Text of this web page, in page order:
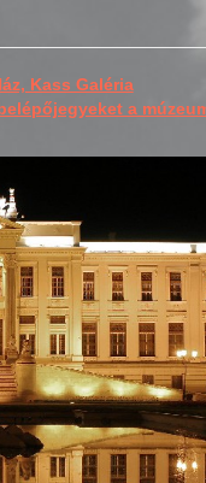
Kass Galéria
a